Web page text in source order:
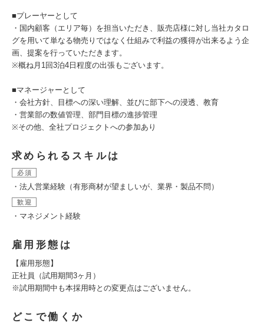
■プレーヤーとして
・国内顧客（エリア毎）を担当いただき、販売店様に対し当社カタロ
グを用いて単なる物売りではなく仕組みで利益の獲得が出来るよう企
画、提案を行っていただきます。
※概ね月1回3泊4日程度の出張もございます。
■マネージャーとして
・会社方針、目標への深い理解、並びに部下への浸透、教育
・営業部の数値管理、部門目標の進捗管理
※その他、全社プロジェクトへの参加あり
求められるスキルは
必須
・法人営業経験（有形商材が望ましいが、業界・製品不問）
歓迎
・マネジメント経験
雇用形態は
【雇用形態】
正社員（試用期間3ヶ月）
※試用期間中も本採用時との変更点はございません。
どこで働くか